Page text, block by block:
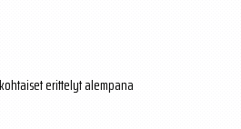
erittelyt alempana